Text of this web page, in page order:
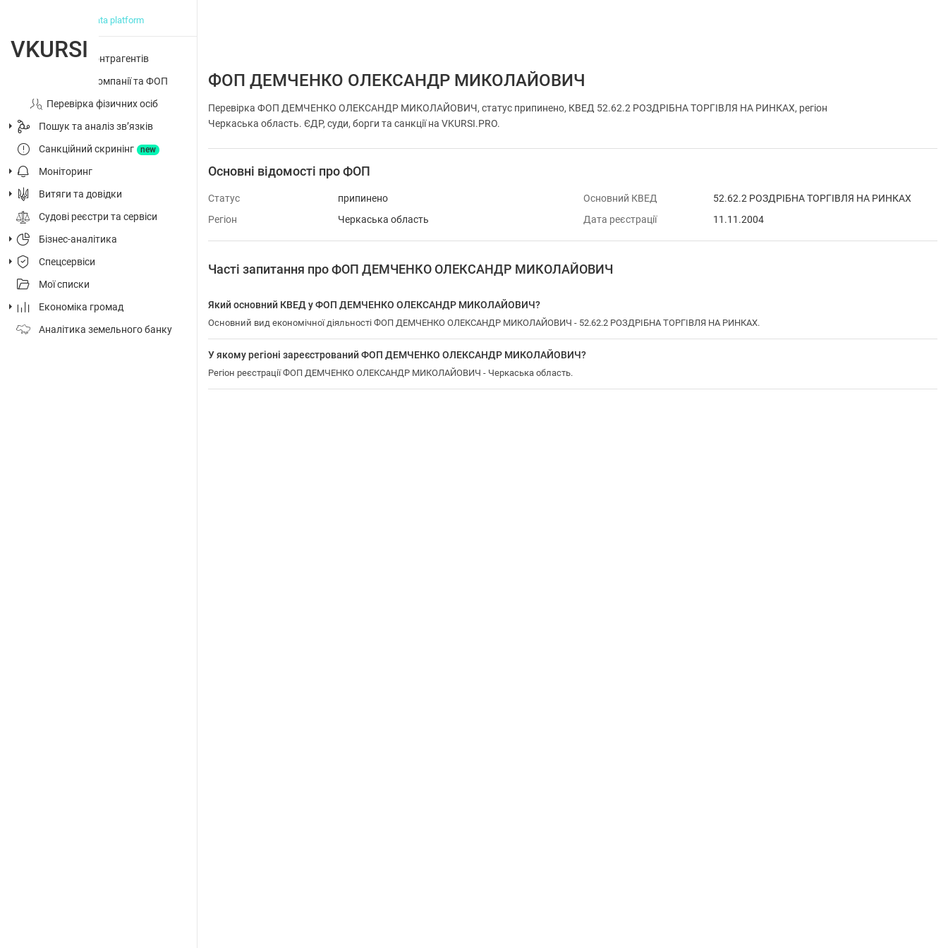
big data platform
Перевірка контрагентів
Досьє на компанії та ФОП
Перевірка фізичних осіб
Пошук та аналіз звʼязків
Санкційний скринінг
new
Моніторинг
Витяги та довідки
Судові реєстри та сервіси
Бізнес-аналітика
Спецсервіси
Мої списки
Економіка громад
Аналітика земельного банку
ФОП ДЕМЧЕНКО ОЛЕКСАНДР МИКОЛАЙОВИЧ
Перевірка ФОП ДЕМЧЕНКО ОЛЕКСАНДР МИКОЛАЙОВИЧ, статус припинено, КВЕД 52.62.2 РОЗДРІБНА ТОРГІВЛЯ НА РИНКАХ, регіон
Черкаська область. ЄДР, суди, борги та санкції на VKURSI.PRO.
Основні відомості про ФОП
Статус припинено Основний КВЕД
52.62.2 РОЗДРІБНА ТОРГІВЛЯ НА РИНКАХ
Регіон
Черкаська область Дата реєстрації 11.11.2004
Часті запитання про ФОП ДЕМЧЕНКО ОЛЕКСАНДР МИКОЛАЙОВИЧ
Який основний КВЕД у ФОП ДЕМЧЕНКО ОЛЕКСАНДР МИКОЛАЙОВИЧ?
Основний вид економічної діяльності ФОП ДЕМЧЕНКО ОЛЕКСАНДР МИКОЛАЙОВИЧ - 52.62.2 РОЗДРІБНА ТОРГІВЛЯ НА РИНКАХ.
У якому регіоні зареєстрований ФОП ДЕМЧЕНКО ОЛЕКСАНДР МИКОЛАЙОВИЧ?
Регіон реєстрації ФОП ДЕМЧЕНКО ОЛЕКСАНДР МИКОЛАЙОВИЧ - Черкаська область.
VKURSI